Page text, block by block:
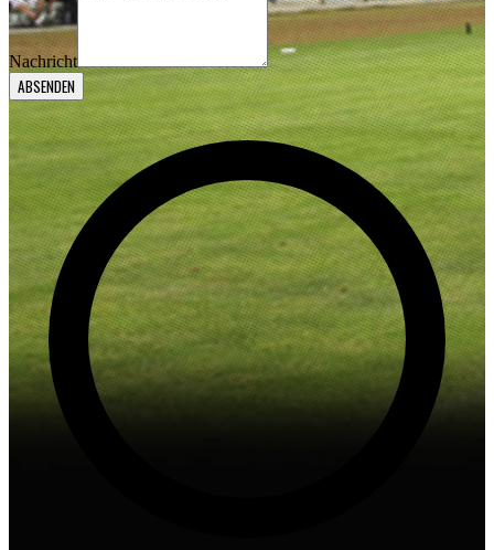
Nachricht
ABSENDEN